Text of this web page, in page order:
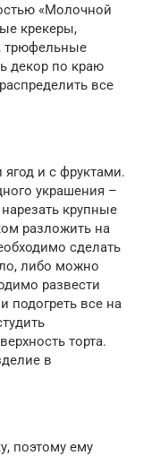
«Молочной
крекеры,
трюфельные
декор по краю
все
и с фруктами.
украшения –
крупные
разложить на
сделать
либо можно
развести
подогреть все на
торта.
в
поэтому ему